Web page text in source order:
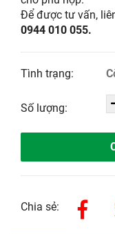
Để được tư vấn,
0944 010 055.
Tình trạng:
Số lượng:
Chia sẻ: